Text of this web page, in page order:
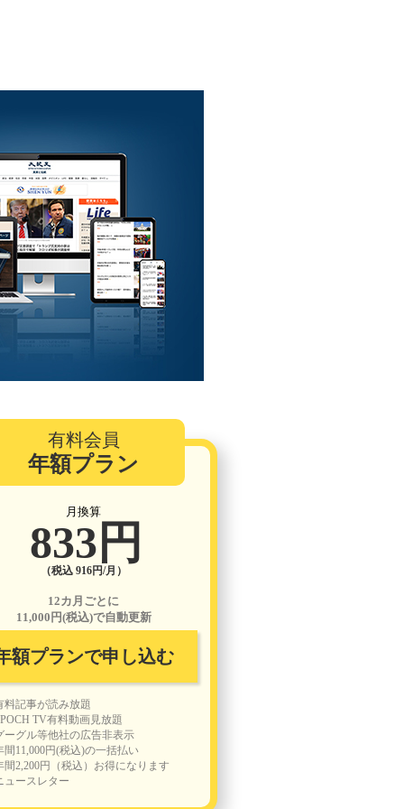
有料会員
年額プラン
月換算
833円
（税込 916円/月）
12カ月ごとに
11,000円(税込)で自動更新
額プランで申し込む
料記事が読み放題
TV有料動画見放題
ーグル等他社の広告非表示
間11,000円(税込)の一括払い
間2,200円（税込）お得になります
ュースレター